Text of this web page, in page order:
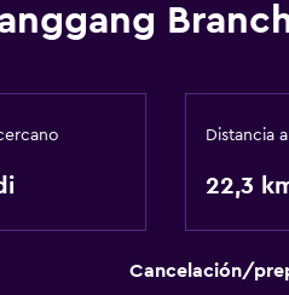
Distancia
22,3
Cancelación/